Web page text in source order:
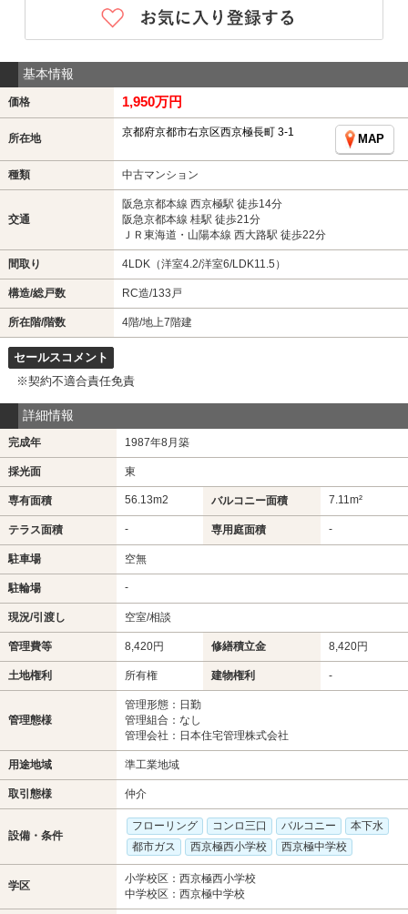
基本情報
価格 1,950万円
所在地 京都府京都市右京区西京極長町 3-1
MAP
種類 中古マンション
交通
阪急京都本線 西京極駅 徒歩14分
阪急京都本線 桂駅 徒歩21分
ＪＲ東海道・山陽本線 西大路駅 徒歩22分
間取り 4LDK（洋室4.2/洋室6/LDK11.5）
構造/総戸数 RC造/133戸
所在階/階数 4階/地上7階建
セールスコメント
※契約不適合責任免責
詳細情報
完成年 1987年8月築
採光面 東
専有面積 56.13m2 バルコニー面積 7.11m²
テラス面積 - 専用庭面積 -
駐車場 空無
駐輪場 -
現況/引渡し 空室/相談
管理費等 8,420円 修繕積立金 8,420円
土地権利 所有権 建物権利 -
管理態様
管理形態：日勤
管理組合：なし
管理会社：日本住宅管理株式会社
用途地域 準工業地域
取引態様 仲介
設備・条件
フローリング コンロ三口 バルコニー
本下水
都市ガス
西京極西小学校 西京極中学校
学区
小学校区：西京極西小学校
中学校区：西京極中学校